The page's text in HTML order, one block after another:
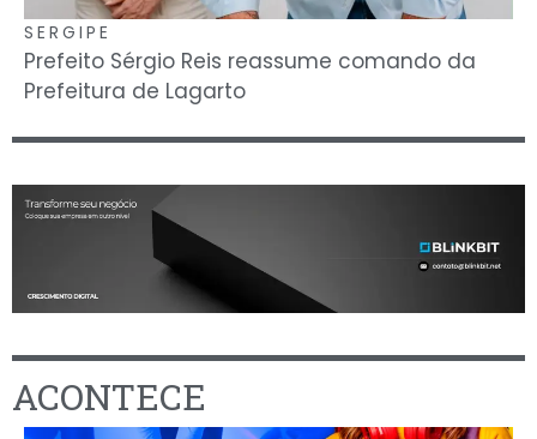
SERGIPE
Prefeito Sérgio Reis reassume comando da
Prefeitura de Lagarto
ACONTECE